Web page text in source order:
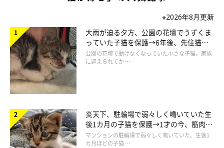
「当時、先住猫のハクは夕方までひとりでお留守番をすることが
多かったので、『ハクが寂しくないように妹か弟を……』
ていました。
そんな思いで家から近い猫の保護施設を訪問したところ、
ん子猫がいる中で『ニャャャ！』と走って寄ってきてくれたの
が、うたでした。その場にいた家族全員が
したい！』となり、ウチのコにお迎えすることになったんです」
※2026年8月更新
大雨が迫る夕方、公園の花壇でうずくま
っていた子猫を保護→6年後、先住猫
と“姉妹”のような関係に
公園の花壇で動けなくなっていた小さな子猫。家族
に迎えられてか …
炎天下、駐輪場で弱々しく鳴いていた生
後1カ月の子猫を保護→1才の今、筋肉質
でツンデレなコに成長
マンションの駐輪場で弱々しく鳴いていた、生後1
カ月ほどの子猫 …